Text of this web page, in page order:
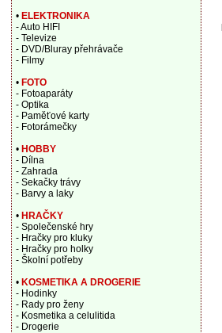
• ELEKTRONIKA
- Auto HIFI
- Televize
- DVD/Bluray přehrávače
- Filmy
• FOTO
- Fotoaparáty
- Optika
- Paměťové karty
- Fotorámečky
• HOBBY
- Dílna
- Zahrada
- Sekačky trávy
- Barvy a laky
• HRAČKY
- Společenské hry
- Hračky pro kluky
- Hračky pro holky
- Školní potřeby
• KOSMETIKA A DROGERIE
- Hodinky
- Rady pro ženy
- Kosmetika a celulitida
- Drogerie